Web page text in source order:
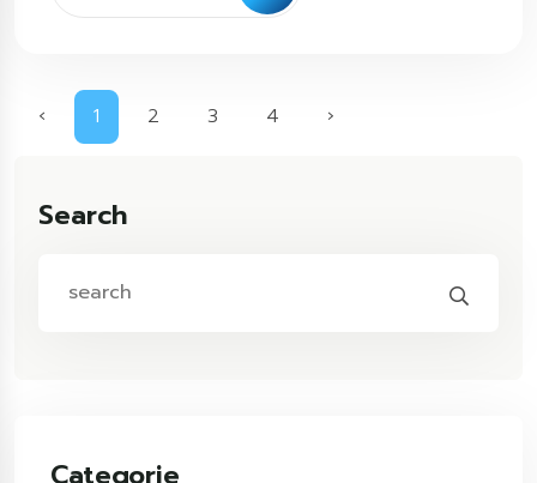
‹ 1 2 3 4 ›
Search